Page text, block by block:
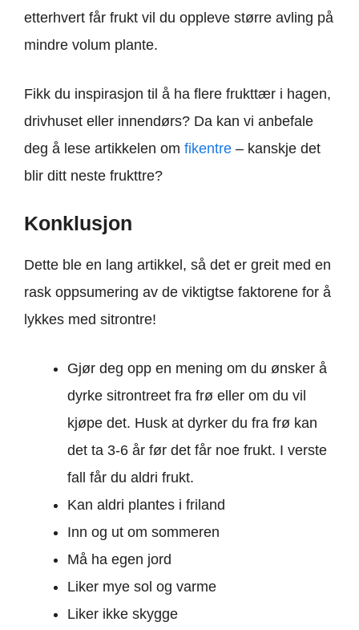
etterhvert får frukt vil du oppleve større avling på
mindre volum plante.
Fikk du inspirasjon til å ha flere frukttær i hagen,
drivhuset eller innendørs? Da kan vi anbefale
deg å lese artikkelen om fikentre – kanskje det
blir ditt neste frukttre?
Konklusjon
Dette ble en lang artikkel, så det er greit med en
rask oppsumering av de viktigtse faktorene for å
lykkes med sitrontre!
Gjør deg opp en mening om du ønsker å
dyrke sitrontreet fra frø eller om du vil
kjøpe det. Husk at dyrker du fra frø kan
det ta 3-6 år før det får noe frukt. I verste
fall får du aldri frukt.
Kan aldri plantes i friland
Inn og ut om sommeren
Må ha egen jord
Liker mye sol og varme
Liker ikke skygge